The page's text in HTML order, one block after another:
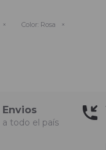
Color: Rosa
Envios
a todo el país